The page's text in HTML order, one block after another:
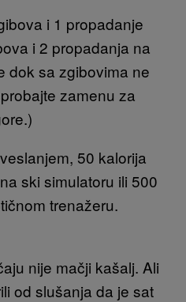
i 1 propadanje
i 2 propadanja na
dok sa zgibovima ne
zamenu za
50 kalorija
ski simulatoru ili 500
trenažeru.
nije mačji kašalj. Ali
od slušanja da je sat